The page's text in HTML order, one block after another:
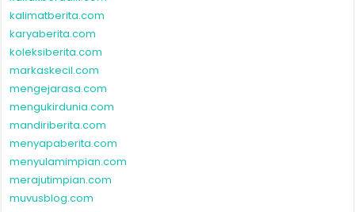
kalimatberita.com
karyaberita.com
koleksiberita.com
markaskecil.com
mengejarasa.com
mengukirdunia.com
mandiriberita.com
menyapaberita.com
menyulamimpian.com
merajutimpian.com
muvusblog.com